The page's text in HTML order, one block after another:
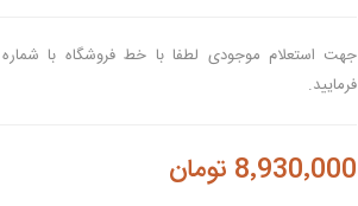
فرمایید.
8٬930٬000 تومان